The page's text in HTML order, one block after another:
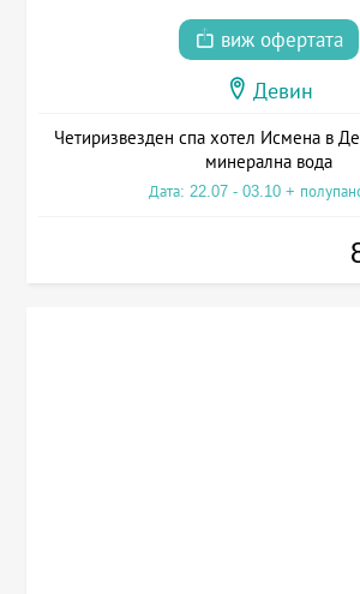
виж офертата
Девин
Четиризвезден спа хотел Исмена в
минерална вода
Дата: 22.07 - 03.10 +